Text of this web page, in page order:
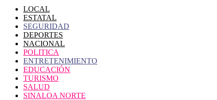
LOCAL
ESTATAL
SEGURIDAD
DEPORTES
NACIONAL
POLITICA
ENTRETENIMIENTO
EDUCACIÓN
TURISMO
SALUD
SINALOA NORTE